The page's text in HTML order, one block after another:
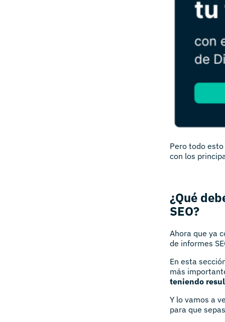
Pero todo
con los
¿Qué
SEO?
Ahora que ya
de informes
En esta
más
teniendo
Y lo vamos a
para que